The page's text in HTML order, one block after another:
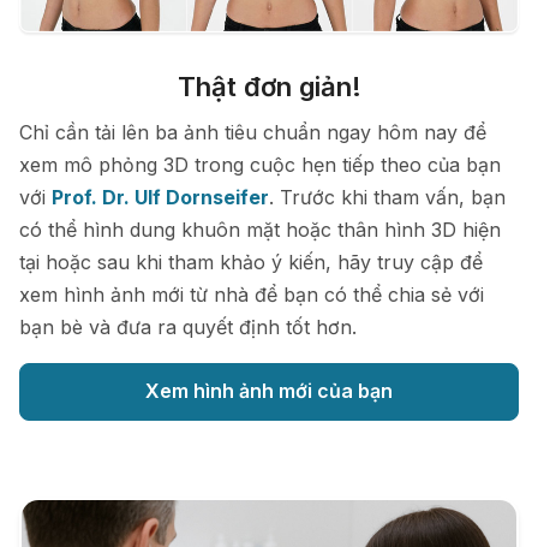
Thật đơn giản!
Chỉ cần tải lên ba ảnh tiêu chuẩn ngay hôm nay để
xem mô phỏng 3D trong cuộc hẹn tiếp theo của bạn
với Prof. Dr. Ulf Dornseifer. Trước khi tham vấn, bạn
có thể hình dung khuôn mặt hoặc thân hình 3D hiện
tại hoặc sau khi tham khảo ý kiến, hãy truy cập để
xem hình ảnh mới từ nhà để bạn có thể chia sẻ với
bạn bè và đưa ra quyết định tốt hơn.
Xem hình ảnh mới của bạn